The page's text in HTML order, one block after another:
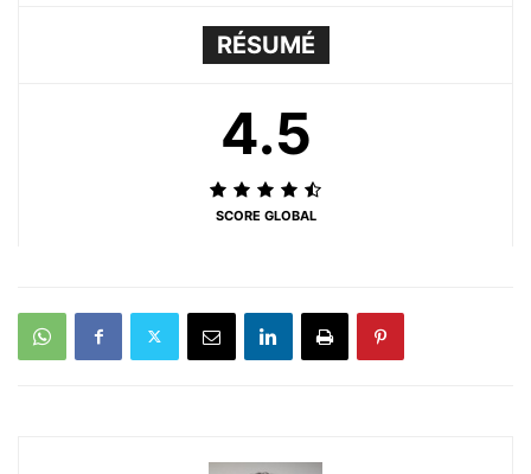
RÉSUMÉ
4.5
SCORE GLOBAL